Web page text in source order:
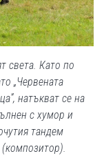
света. Като по
„Червената
натъкват се на
с хумор и
тандем